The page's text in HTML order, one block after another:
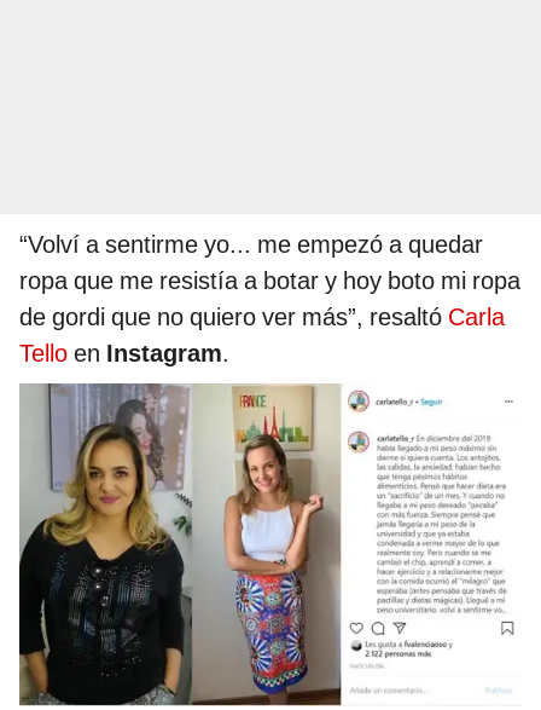
“Volví a sentirme yo... me empezó a quedar
ropa que me resistía a botar y hoy boto mi ropa
de gordi que no quiero ver más”, resaltó Carla
Tello en Instagram.